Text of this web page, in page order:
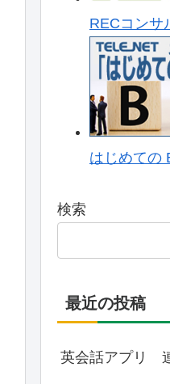
RECコンサ
はじめての
検索
最近の投稿
英会話アプリ